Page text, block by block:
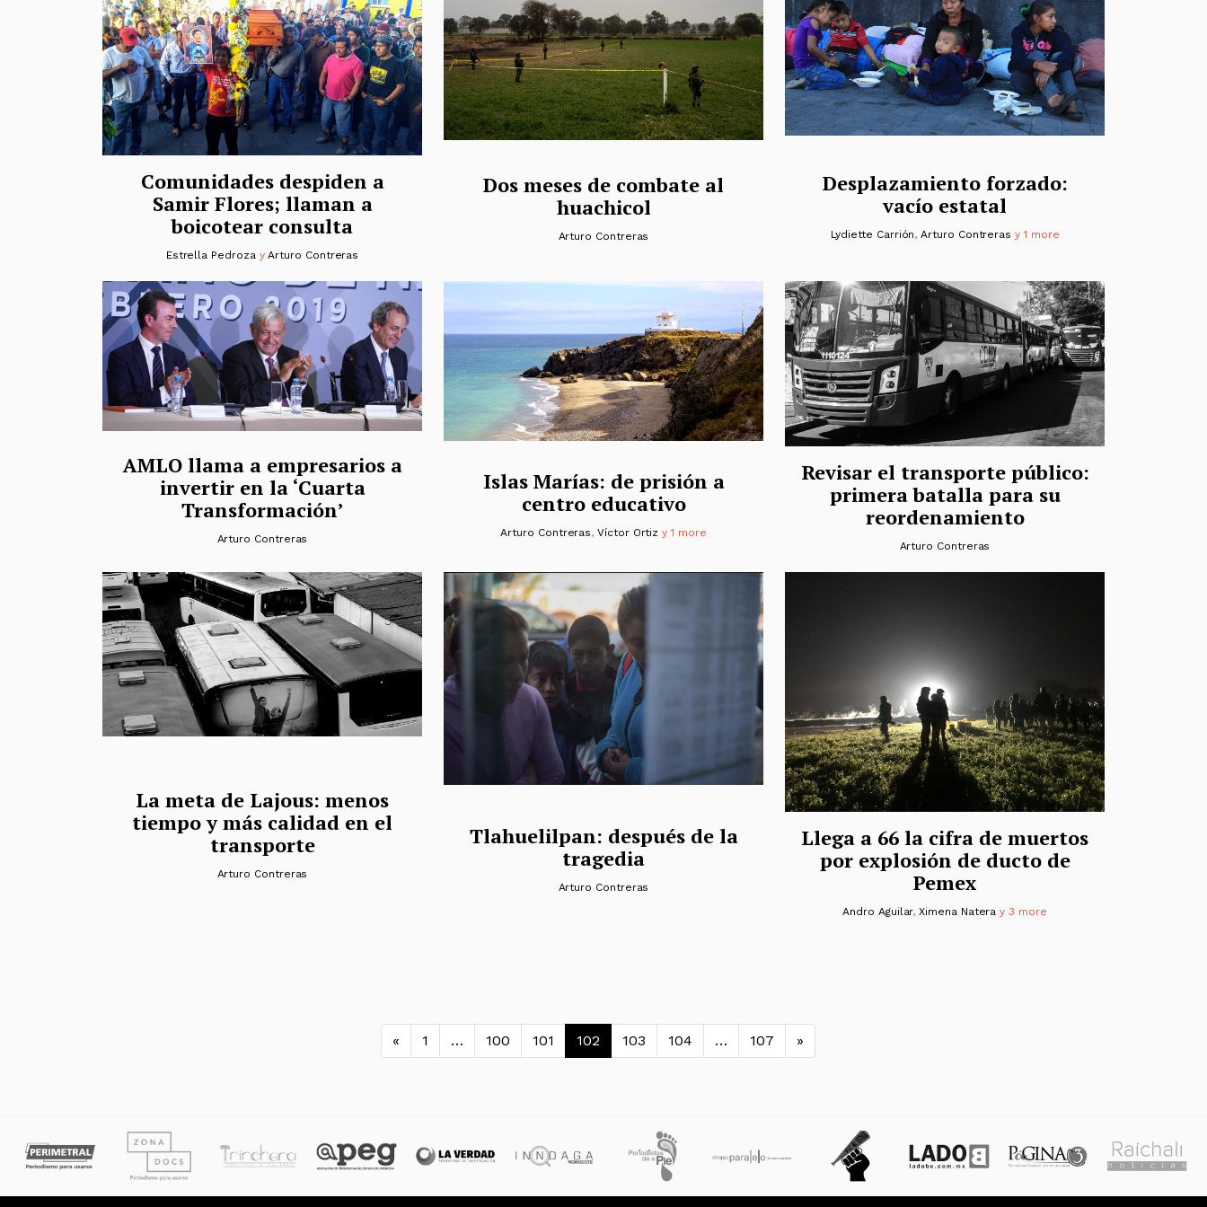
Comunidades despiden a
Samir Flores; llaman a
boicotear consulta
Estrella PedrozayArturo Contreras
Dos meses de combate al
huachicol
Arturo Contreras
Desplazamiento forzado:
vacío estatal
Lydiette Carrión,Arturo Contreras y 1 more
AMLO llama a empresarios a
invertir en la ‘Cuarta
Transformación’
Arturo Contreras
Islas Marías: de prisión a
centro educativo
Arturo Contreras,Víctor Ortiz y 1 more
Revisar el transporte público:
primera batalla para su
reordenamiento
Arturo Contreras
La meta de Lajous: menos
tiempo y más calidad en el
transporte
Arturo Contreras
Tlahuelilpan: después de la
tragedia
Arturo Contreras
Llega a 66 la cifra de muertos
por explosión de ducto de
Pemex
Andro Aguilar,Ximena Natera y 3 more
Navegación de entradas
« 1 … 100 101 102 103 104 … 107 »